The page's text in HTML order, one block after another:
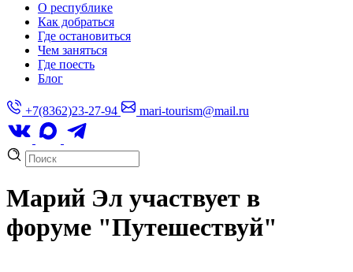
О республике
Как добраться
Где остановиться
Чем заняться
Где поесть
Блог
+7(8362)23-27-94 mari-tourism@mail.ru
Марий Эл участвует в
форуме "Путешествуй"